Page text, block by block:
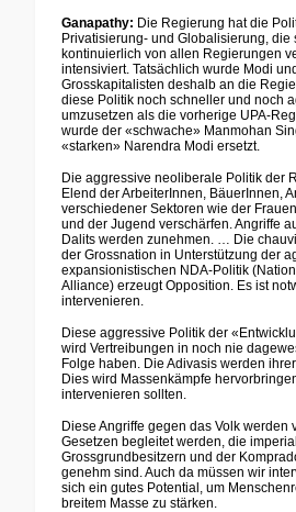
Ganapathy: Die Regierung hat die
Privatisierung- und Globalisierung, die
kontinuierlich von allen Regierungen
intensiviert. Tatsächlich wurde Modi
Grosskapitalisten deshalb an die
diese Politik noch schneller und noch
umzusetzen als die vorherige UPA-
wurde der «schwache» Manmohan
«starken» Narendra Modi ersetzt.
Die aggressive neoliberale Politik der
Elend der ArbeiterInnen, BäuerInnen,
verschiedener Sektoren wie der
und der Jugend verschärfen. Angriffe
Dalits werden zunehmen. … Die
der Grossnation in Unterstützung der
expansionistischen NDA-Politik
Alliance) erzeugt Opposition. Es ist
intervenieren.
Diese aggressive Politik der
wird Vertreibungen in noch nie
Folge haben. Die Adivasis werden
Dies wird Massenkämpfe
intervenieren sollten.
Diese Angriffe gegen das Volk werden
Gesetzen begleitet werden, die
Grossgrundbesitzern und der
genehm sind. Auch da müssen wir
sich ein gutes Potential, um
breitem Masse zu stärken.